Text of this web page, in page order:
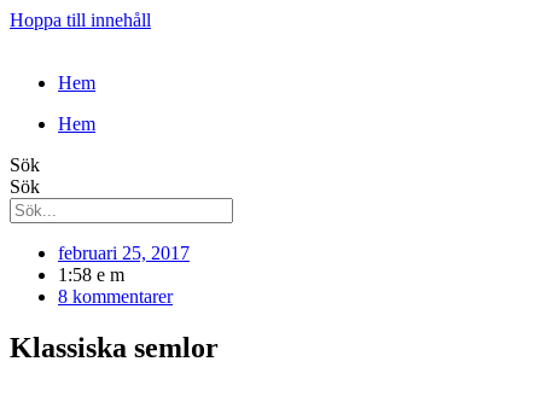
Hoppa till innehåll
Hem
Hem
Sök
Sök
februari 25, 2017
1:58 e m
8 kommentarer
Klassiska semlor